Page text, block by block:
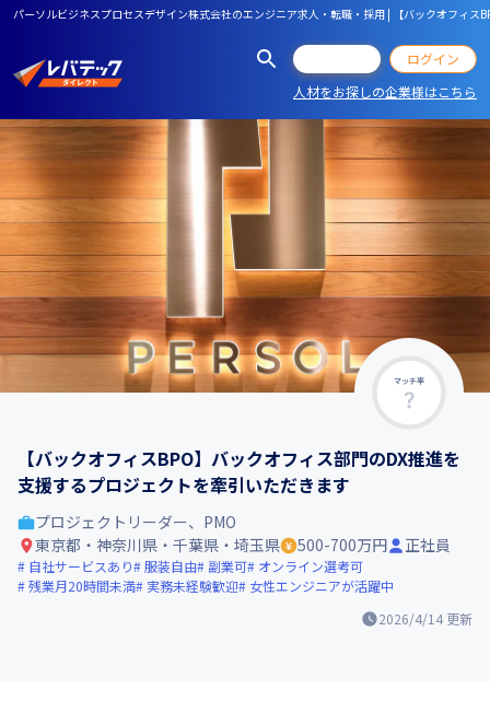
パーソルビジネスプロセスデザイン株式会社のエンジニア求人・転職・採用 | 【バックオフィ
ログイン
人材をお探しの企業様はこちら
マッチ率
【バックオフィスBPO】バックオフィス部門のDX推進を
支援するプロジェクトを牽引いただきます
2026/4/14 更新
プロジェクトリーダー、PMO
東京都・神奈川県・千葉県・埼玉県
500-700万円 正社員
自社サービスあり 服装自由 副業可
オンライン選考可
残業月20時間未満
実務未経験歓迎 女性エンジニアが活躍中